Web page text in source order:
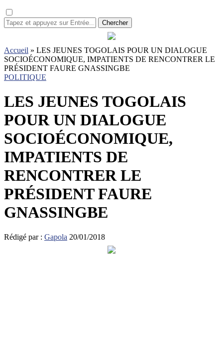
Chercher
Accueil » LES JEUNES TOGOLAIS POUR UN DIALOGUE
SOCIOÉCONOMIQUE, IMPATIENTS DE RENCONTRER LE
PRÉSIDENT FAURE GNASSINGBE
POLITIQUE
LES JEUNES TOGOLAIS
POUR UN DIALOGUE
SOCIOÉCONOMIQUE,
IMPATIENTS DE
RENCONTRER LE
PRÉSIDENT FAURE
GNASSINGBE
Rédigé par : Gapola 20/01/2018